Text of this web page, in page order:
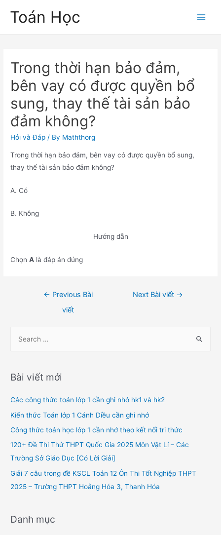
Toán Học
Trong thời hạn bảo đảm,
bên vay có được quyền bổ
sung, thay thế tài sản bảo
đảm không?
Hỏi và Đáp / By Maththorg
Trong thời hạn bảo đảm, bên vay có được quyền bổ sung,
thay thế tài sản bảo đảm không?
A. Có
B. Không
Hướng dẫn
ChọnA là đáp án đúng
← Previous Bài
viết
Next Bài viết →
r
h
f
o
Bài viết mới
Các công thức toán lớp 1 cần ghi nhớ hk1 và hk2
Kiến thức Toán lớp 1 Cánh Diều cần ghi nhớ
Công thức toán học lớp 1 cần nhớ theo kết nối tri thức
120+ Đề Thi Thử THPT Quốc Gia 2025 Môn Vật Lí – Các
Trường Sở Giáo Dục [Có Lời Giải]
Giải 7 câu trong đề KSCL Toán 12 Ôn Thi Tốt Nghiệp THPT
2025 – Trường THPT Hoằng Hóa 3, Thanh Hóa
Danh mục